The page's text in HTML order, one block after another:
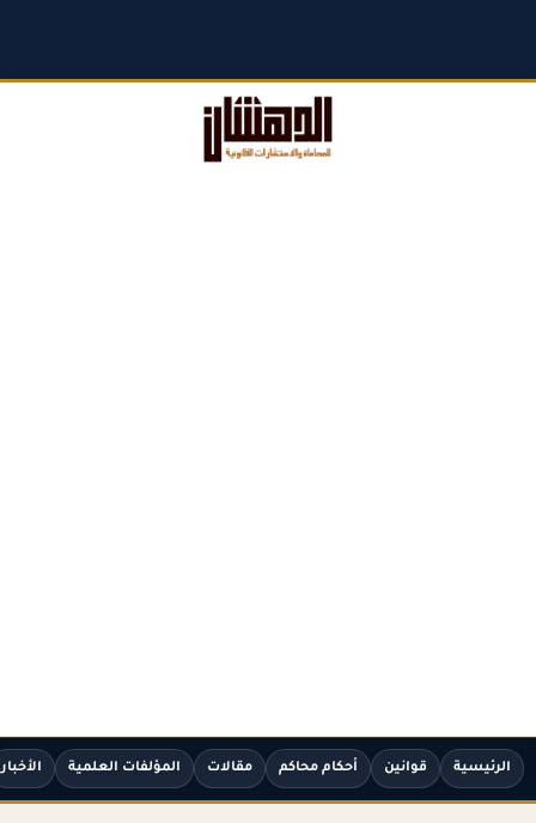
الرئيسية قوانين أحكام محاكم مقالات المؤلفات العلمية الأخبار